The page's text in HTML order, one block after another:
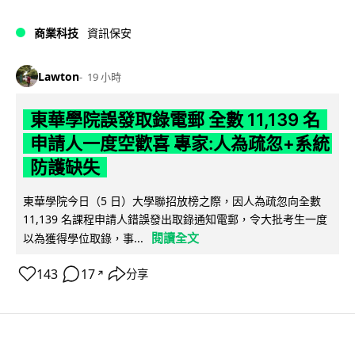
商業科技 資訊保安
Lawton 19 小時
東華學院誤發取錄電郵 全數 11,139 名
申請人一度空歡喜 專家:人為疏忽+系統
防護缺失
東華學院今日（5 日）大學聯招放榜之際，因人為疏忽向全數
11,139 名課程申請人錯誤發出取錄通知電郵，令大批考生一度
以為獲得學位取錄，事...
閱讀全文
143 17 ↗ 分享